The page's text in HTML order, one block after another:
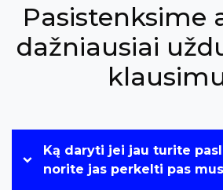
Pasistenksime
dažniausiai
Ką daryti jei jau turite
norite jas perkelti pas